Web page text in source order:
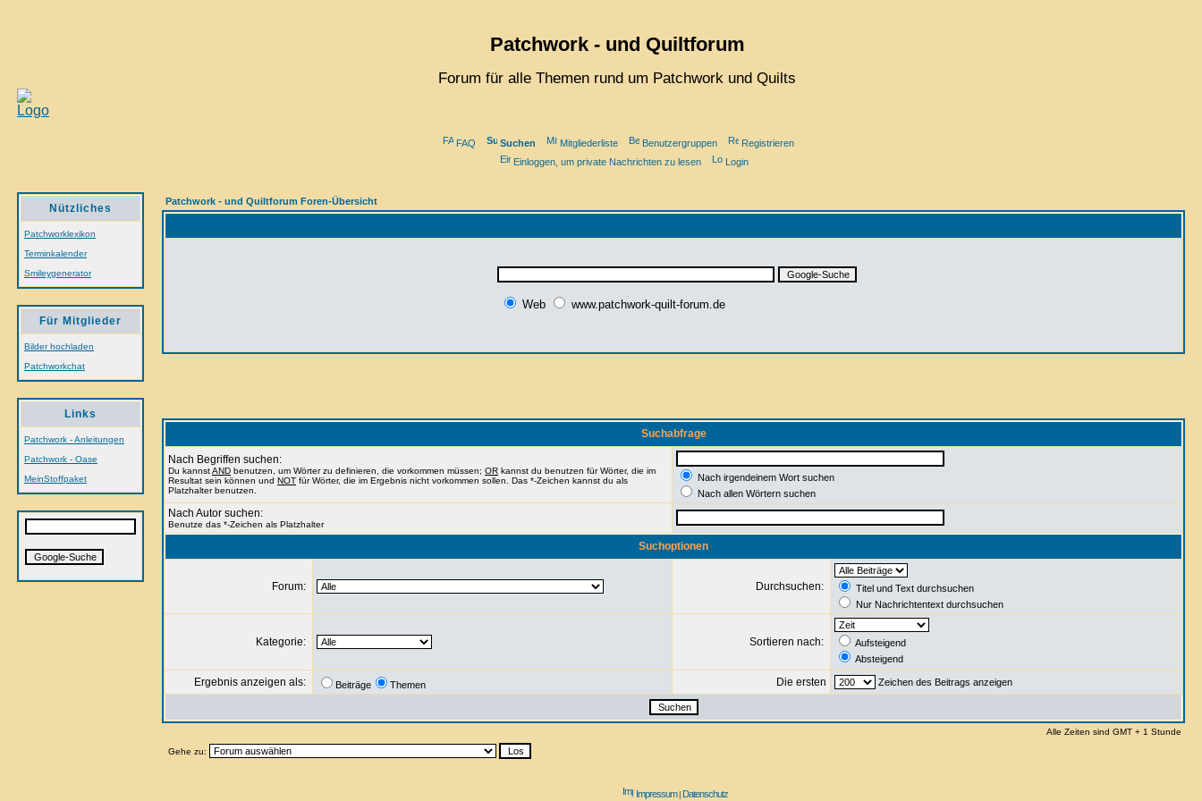
Patchwork - und Quiltforum
Forum für alle Themen rund um Patchwork und Quilts
FAQ Suchen Mitgliederliste Benutzergruppen
Registrieren
Einloggen, um private Nachrichten zu lesen
Login
Nützliches
Patchworklexikon
Terminkalender
Smileygenerator
Für Mitglieder
Bilder hochladen
Patchworkchat
Links
Patchwork - Anleitungen
Patchwork - Oase
MeinStoffpaket
Patchwork - und Quiltforum Foren-Übersicht
Web www.patchwork-quilt-forum.de
Suchabfrage
Nach Begriffen suchen:
Du kannstAND benutzen, um Wörter zu definieren, die vorkommen müssen; OR kannst du benutzen für Wörter, die im
Resultat sein können und NOT für Wörter, die im Ergebnis nicht vorkommen sollen. Das *-Zeichen kannst du als
Platzhalter benutzen.
Nach irgendeinem Wort suchen
Nach allen Wörtern suchen
Nach Autor suchen:
Benutze das *-Zeichen als Platzhalter
Suchoptionen
Forum: Durchsuchen:
Titel und Text durchsuchen
Nur Nachrichtentext durchsuchen
Kategorie: Sortieren nach:
Aufsteigend
Absteigend
Ergebnis anzeigen als: Beiträge Themen Die ersten Zeichen des Beitrags anzeigen
Alle Zeiten sind GMT + 1 Stunde
Gehe zu:
Impressum| Datenschutz